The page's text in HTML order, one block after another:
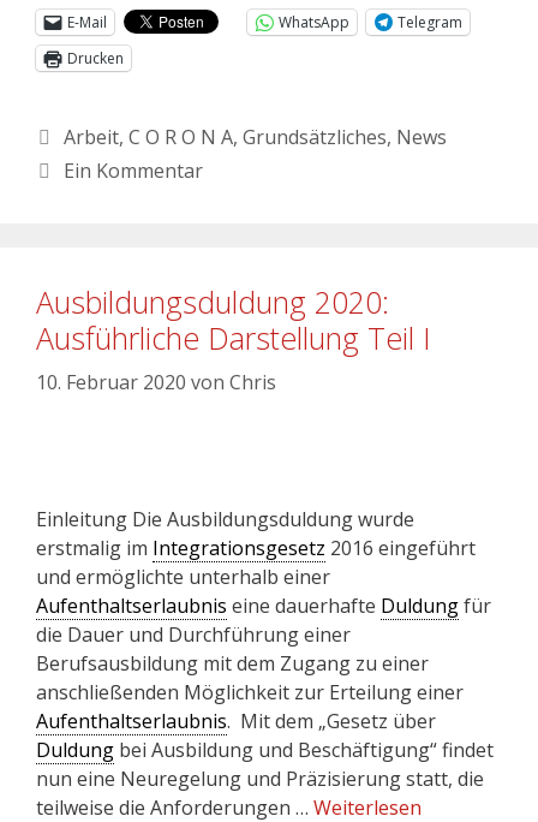
E-Mail
WhatsApp
Telegram
Drucken
Arbeit, C O R O N A, Grundsätzliches, News
Ein Kommentar
Ausbildungsduldung 2020:
Ausführliche Darstellung Teil I
10. Februar 2020 von Chris
Einleitung Die Ausbildungsduldung wurde
erstmalig im Integrationsgesetz 2016 eingeführt
und ermöglichte unterhalb einer
Aufenthaltserlaubnis eine dauerhafte Duldungfür
die Dauer und Durchführung einer
Berufsausbildung mit dem Zugang zu einer
anschließenden Möglichkeit zur Erteilung einer
Aufenthaltserlaubnis. Mit dem „Gesetz über
Duldung bei Ausbildung und Beschäftigung“ findet
nun eine Neuregelung und Präzisierung statt, die
teilweise die Anforderungen … Weiterlesen